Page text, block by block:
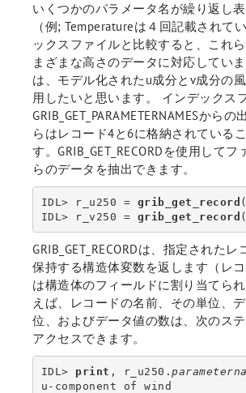
いくつかのパラメータ名が繰り返し
（例; Temperatureは４回記載されて
ックスファイルと比較すると、これ
まざまな高さのデータに対応してい
は、モデル化されたu成分とv成分の
用したいと思います。 インデックス
GRIB_GET_PARAMETERNAMESから
らはレコード4と6に格納されている
す。GRIB_GET_RECORDを使用して
らのデータを抽出できます。
IDL> r_u250 = grib_get_record
IDL> r_v250 = grib_get_record
GRIB_GET_RECORDは、指定された
保持する構造体変数を返します（レ
は構造体のフィールドに割り当てら
えば、レコードの名前、その単位、
位、およびデータ値の数は、次のス
アクセスできます。
IDL> print , r_u250.
u-component of wind